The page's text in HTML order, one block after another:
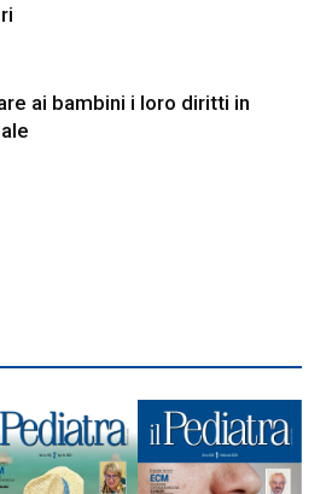
ai bambini i loro diritti in